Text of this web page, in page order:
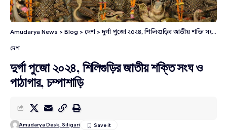
Amudarya News > Blog > দেশ>দুর্গা পুজো ২০২৪, শিলিগুড়ির জাতীয় শক্তি সংঘ ও পাঠাগার, চম্পাশাড়ি
দেশ
দুর্গা পুজো ২০২৪, শিলিগুড়ির জাতীয় শক্তি সংঘ ও
পাঠাগার, চম্পাশাড়ি
Amudarya Desk, Siliguri